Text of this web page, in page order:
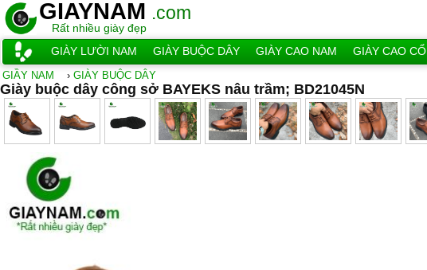
GIAYNAM .com
Rất nhiều giày đẹp
GIÀY LƯỜI NAM GIÀY BUỘC DÂY GIÀY CAO NAM GIÀY CAO CỔ
GIẦY NAM › GIÀY BUỘC DÂY
Giày buộc dây công sở BAYEKS nâu trầm; BD21045N